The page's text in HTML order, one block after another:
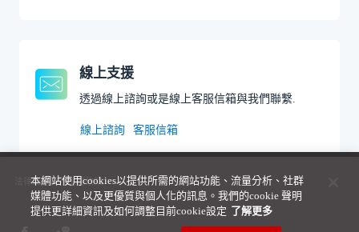
線上支援
透過線上諮詢或是線上客服信箱與我們聯繫.
線上諮詢 客服信箱
本網站使用cookies以提供所需的網站功能、流量分析、社群
媒體功能、以及更優質與個人化的訊息。我們的cookie 聲明
提供更詳細資訊及如何調整目前cookie設定 了解更多 ­
法律聲明與隱私權政策